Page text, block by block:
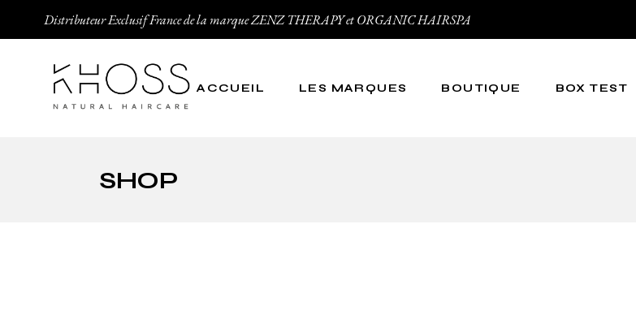
Distributeur Exclusif France de la marque ZENZ THERAPY et ORGANIC HAIRSPA
ACCUEIL LES MARQUES BOUTIQUE BOX TEST
SHOP